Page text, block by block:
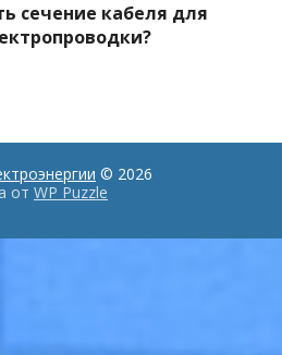
сечение кабеля для
© 2026
от WP Puzzle